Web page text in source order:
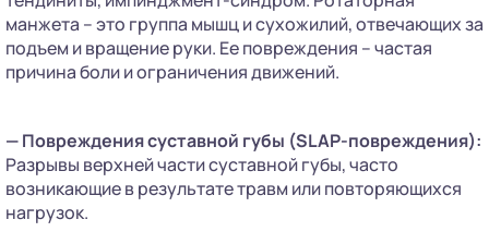
манжета – это группа мышц и сухожилий, отвечающих за
подъем и вращение руки. Ее повреждения – частая
причина боли и ограничения движений.
— Повреждения суставной губы (SLAP-повреждения):
Разрывы верхней части суставной губы, часто
возникающие в результате травм или повторяющихся
нагрузок.